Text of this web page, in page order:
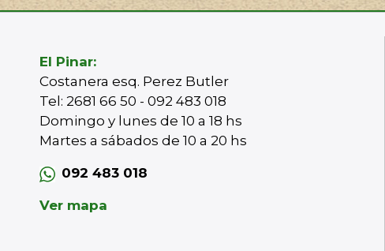
El Pinar:
Costanera esq. Perez Butler
Tel: 2681 66 50 - 092 483 018
Domingo y lunes de 10 a 18 hs
Martes a sábados de 10 a 20 hs
092 483 018
Ver mapa